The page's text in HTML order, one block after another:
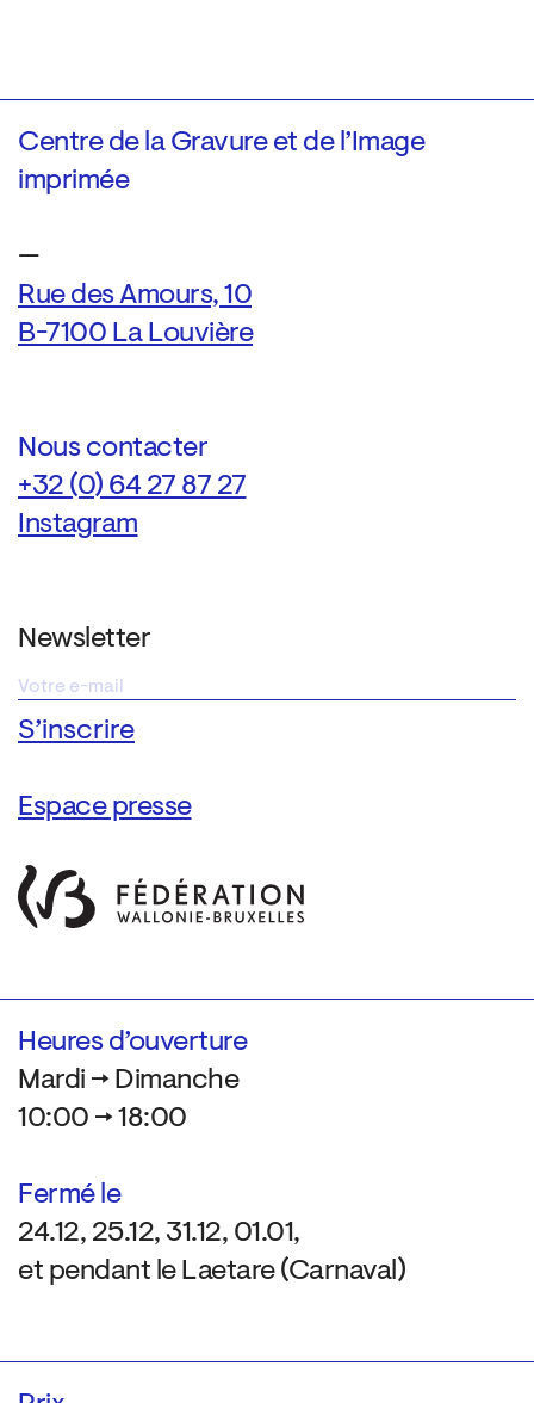
Centre de la Gravure et de l’Image
imprimée
—
Rue des Amours, 10
B-7100 La Louvière
Nous contacter
+32 (0) 64 27 87 27
Instagram
Newsletter
Espace presse
Heures d’ouverture
Mardi → Dimanche
10:00 → 18:00
Fermé le
24.12, 25.12, 31.12, 01.01,
et pendant le Laetare (Carnaval)